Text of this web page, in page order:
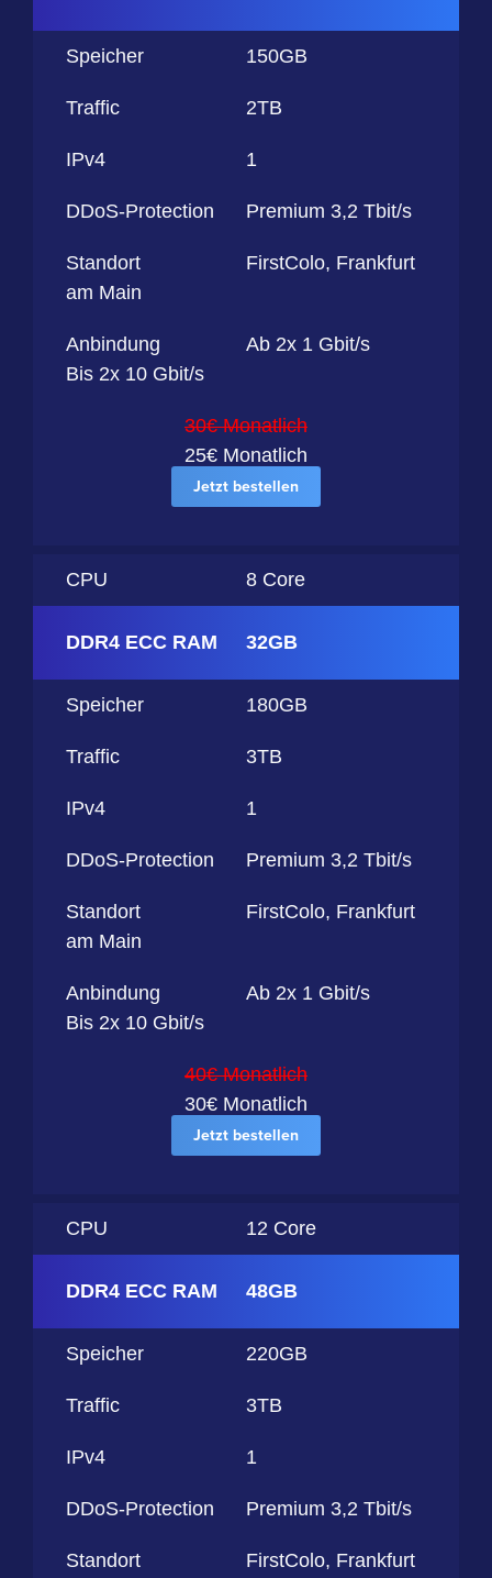
Speicher 150GB
Traffic 2TB
IPv4 1
DDoS-Protection Premium 3,2 Tbit/s
Standort
FirstColo, Frankfurt
am Main
Anbindung
Ab 2x 1 Gbit/s
Bis 2x 10 Gbit/s
30€ Monatlich
25€ Monatlich
Jetzt bestellen
CPU 8 Core
DDR4 ECC RAM 32GB
Speicher 180GB
Traffic 3TB
IPv4 1
DDoS-Protection Premium 3,2 Tbit/s
Standort
FirstColo, Frankfurt
am Main
Anbindung
Ab 2x 1 Gbit/s
Bis 2x 10 Gbit/s
40€ Monatlich
30€ Monatlich
Jetzt bestellen
CPU 12 Core
DDR4 ECC RAM 48GB
Speicher 220GB
Traffic 3TB
IPv4 1
DDoS-Protection Premium 3,2 Tbit/s
Standort
FirstColo, Frankfurt